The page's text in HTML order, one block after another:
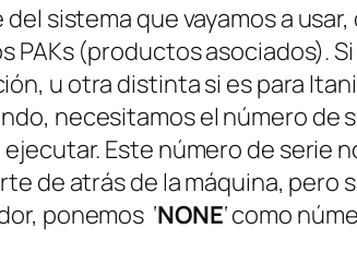
sistema que vayamos a
PAKs (productos asociados). Si
u otra distinta si es para
necesitamos el número de
ejecutar. Este número de serie
de atrás de la máquina, pero
ponemos ‘NONE‘ como